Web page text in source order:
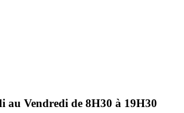
au Vendredi de 8H30 à 19H30